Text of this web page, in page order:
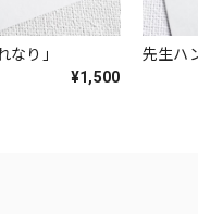
なり」
¥1,500
先生ハ